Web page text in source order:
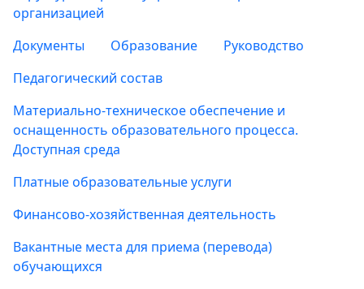
организацией
Документы
Образование
Руководство
Педагогический состав
Материально-техническое обеспечение и
оснащенность образовательного процесса.
Доступная среда
Платные образовательные услуги
Финансово-хозяйственная деятельность
Вакантные места для приема (перевода)
обучающихся